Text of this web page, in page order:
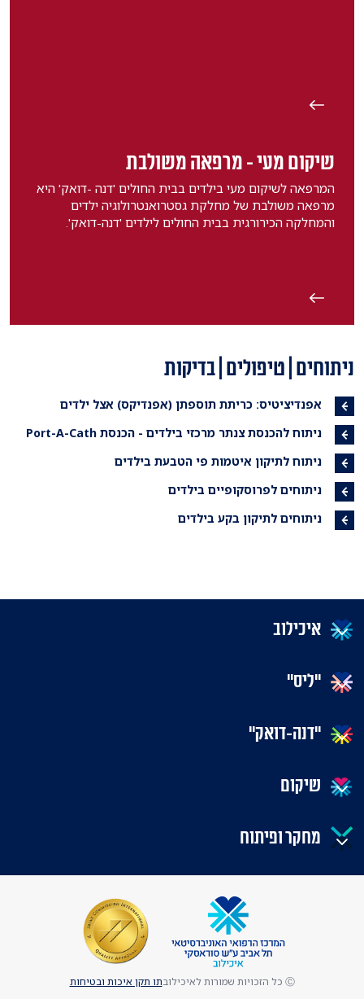
שיקום מעי - מרפאה משולבת
המרפאה לשיקום מעי בילדים בבית החולים 'דנה -דואק' היא
מרפאה משולבת של מחלקת גסטרואנטרולוגיה ילדים
והמחלקה הכירורגית בבית החולים לילדים 'דנה-דואק'.
ניתוחים | טיפולים | בדיקות
אפנדיציטיס: כריתת תוספתן (אפנדיקס) אצל ילדים
ניתוח להכנסת צנתר מרכזי בילדים - הכנסת Port-A-Cath
ניתוח לתיקון איטמות פי הטבעת בילדים
ניתוחים לפרוסקופיים בילדים
ניתוחים לתיקון בקע בילדים
איכילוב
"ליס"
"דנה-דואק"
שיקום
מחקר ופיתוח
Ⓒ כל הזכויות שמורות לאיכילוב תו תקן איכות ובטיחות